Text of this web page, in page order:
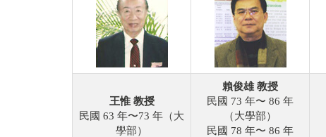
王惟 教授
民國 63 年〜73 年（大
學部）
賴俊雄 教授
民國 73 年〜 86 年
（大學部）
民國 78 年〜 86 年